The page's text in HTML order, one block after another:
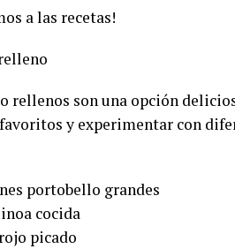
a las recetas!
rellenos son una opción
y experimentar con
portobello grandes
cocida
picado